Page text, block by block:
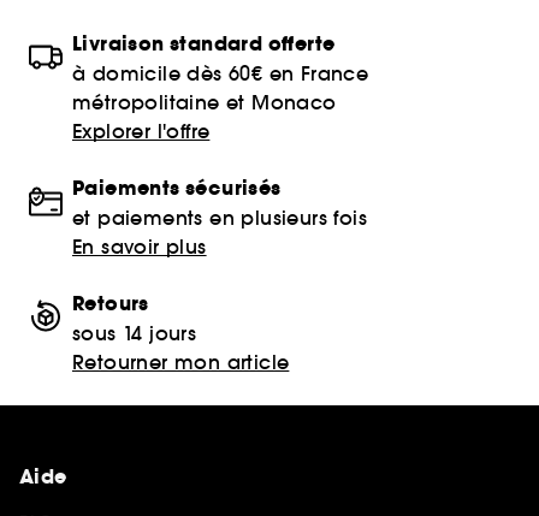
Livraison standard offerte
à domicile dès 60€ en France
métropolitaine et Monaco
Explorer l'offre
Paiements sécurisés
et paiements en plusieurs fois
En savoir plus
Retours
sous 14 jours
Retourner mon article
Aide